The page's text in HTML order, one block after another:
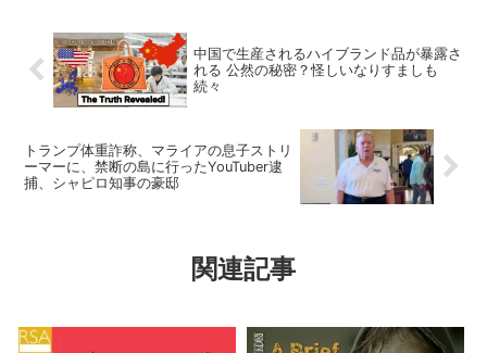
中国で生産されるハイブランド品が暴露さ
れる 公然の秘密？怪しいなりすましも
続々
トランプ体重詐称、マライアの息子ストリ
ーマーに、禁断の島に行ったYouTuber逮
捕、シャピロ知事の豪邸
関連記事